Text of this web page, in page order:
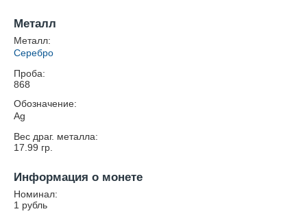
Металл
Металл:
Серебро
Проба:
868
Обозначение:
Ag
Вес драг. металла:
17.99 гр.
Информация о монете
Номинал:
1 рубль